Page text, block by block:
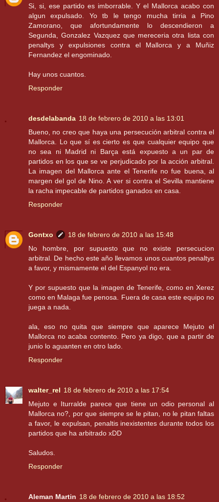
Si, si, ese partido es imborrable. Y el Mallorca acabo con
algun expulsado. Yo tb le tengo mucha tirria a Pino
Zamorano, que afortundamente lo descendieron a
Segunda, Gonzalez Vazquez que mereceria otra lista con
penaltys y expulsiones contra el Mallorca y a Muñiz
Fernandez el engominado.
Hay unos cuantos.
Responder
desdelabanda 18 de febrero de 2010 a las 13:01
Bueno, no creo que haya una persecución arbitral contra el
Mallorca. Lo que sí es cierto es que cualquier equipo que
no sea ni Madrid ni Barça está expuesto a un par de
partidos en los que se ve perjudicado por la acción arbitral.
La imagen del Mallorca ante el Tenerife no fue buena, al
margen del gol de Nino. A ver si contra el Sevilla mantiene
la racha impecable de partidos ganados en casa.
Responder
Gontxo
18 de febrero de 2010 a las 15:48
No hombre, por supuesto que no existe persecucion
arbitral. De hecho este año llevamos unos cuantos penaltys
a favor, y mismamente el del Espanyol no era.
Y por supuesto que la imagen de Tenerife, como en Xerez
como en Malaga fue penosa. Fuera de casa este equipo no
juega a nada.
ala, eso no quita que siempre que aparece Mejuto el
Mallorca no acaba contento. Pero ya digo, que a partir de
junio lo aguanten en otro lado.
Responder
walter_rel 18 de febrero de 2010 a las 17:54
Mejuto e Iturralde parece que tiene un odio personal al
Mallorca no?, por que siempre se le pitan, no le pitan faltas
a favor, le expulsan, penaltis inexistentes durante todos los
partidos que ha arbitrado xDD
Saludos.
Responder
Aleman Martin 18 de febrero de 2010 a las 18:52